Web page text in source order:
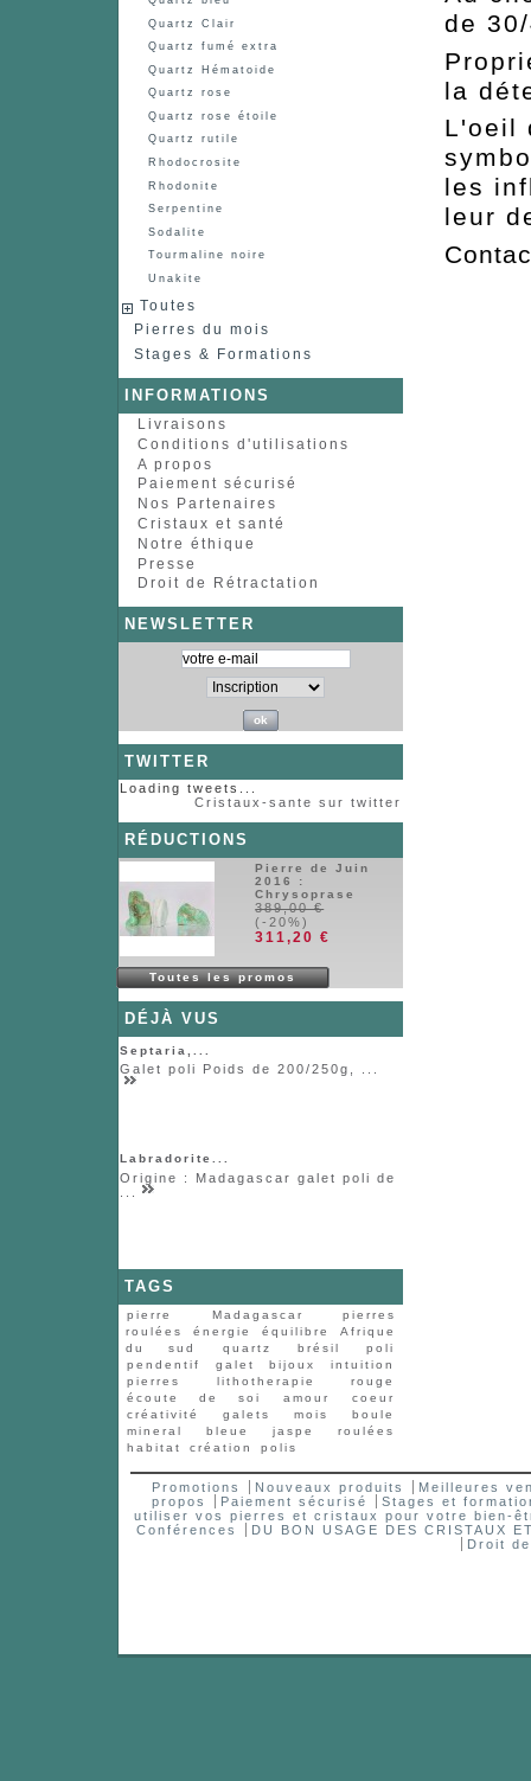
Quartz Clair
Quartz fumé extra
Quartz Hématoide
Quartz rose
Quartz rose étoile
Quartz rutile
Rhodocrosite
Rhodonite
Serpentine
Sodalite
Tourmaline noire
Unakite
Toutes
Pierres du mois
Stages & Formations
INFORMATIONS
Livraisons
Conditions d'utilisations
A propos
Paiement sécurisé
Nos Partenaires
Cristaux et santé
Notre éthique
Presse
Droit de Rétractation
NEWSLETTER
TWITTER
Loading tweets...
Cristaux-sante sur twitter
RÉDUCTIONS
Pierre de Juin
2016 :
Chrysoprase
389,00 €
(-20%)
311,20 €
Toutes les promos
DÉJÀ VUS
Septaria,...
Galet poli Poids de 200/250g, ...
Labradorite...
Origine : Madagascar galet poli de
TAGS
pierre Madagascar
pierres
roulées
énergie équilibre
Afrique
du sud
quartz brésil
poli
pendentif
galet bijoux
intuition
pierres
lithotherapie
rouge
écoute de soi
amour
coeur
créativité
galets mois
boule
mineral
bleue jaspe
roulées
habitat
création polis
de
la
L'oeil
les
leur
Promotions Nouveaux produits
Meilleures
propos
Paiement sécurisé
Stages et
utiliser vos pierres et cristaux pour votre bien-
Conférences
DU BON USAGE DES CRISTAUX
Droit